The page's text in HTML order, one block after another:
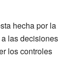
hecha por la
las decisiones
los controles